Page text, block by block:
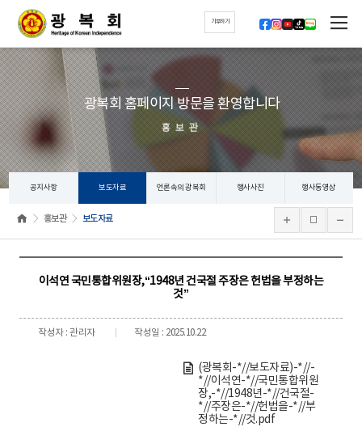
기부하기
광복회 홈페이지 방문을 환영합니다
홍보관
공지사항 보도자료 언론속의 광복회 행사사진 행사동영상
홍보관 보도자료
이석연 국민통합위원장,“1948년 건국절 주장은 헌법을 부정하는
것”
작성자 : 관리자 작성일 : 2025.10.22
(광복회-*//보도자료)-*//-
*//이석연-*//국민통합위원
장,-*//1948년-*//건국절-
*//주장은-*//헌법을-*//부
정하는-*//것.pdf